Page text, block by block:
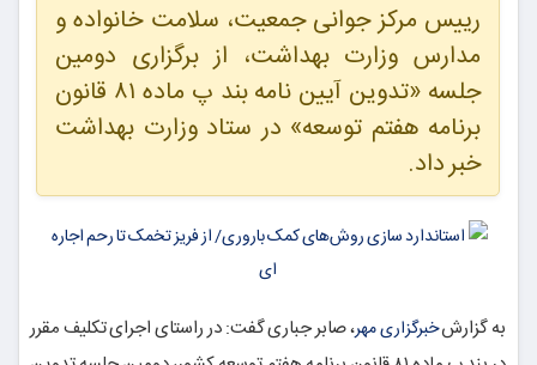
رییس مرکز جوانی جمعیت، سلامت خانواده و
مدارس وزارت بهداشت، از برگزاری دومین
جلسه «تدوین آیین نامه بند پ ماده ۸۱ قانون
برنامه هفتم توسعه» در ستاد وزارت بهداشت
خبر داد.
به گزارشخبرگزاری مهر، صابر جباری گفت: در راستای اجرای تکلیف مقرر